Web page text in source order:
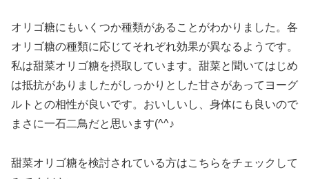
オリゴ糖にもいくつか種類があることがわかりました。各
オリゴ糖の種類に応じてそれぞれ効果が異なるようです。
私は甜菜オリゴ糖を摂取しています。甜菜と聞いてはじめ
は抵抗がありましたがしっかりとした甘さがあってヨーグ
ルトとの相性が良いです。おいしいし、身体にも良いので
まさに一石二鳥だと思います(^^♪
甜菜オリゴ糖を検討されている方はこちらをチェックして